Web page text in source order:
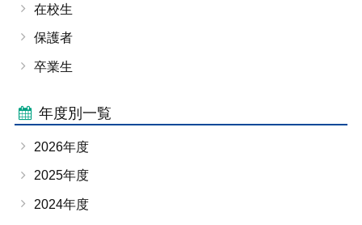
在校生
保護者
卒業生
年度別一覧
2026年度
2025年度
2024年度